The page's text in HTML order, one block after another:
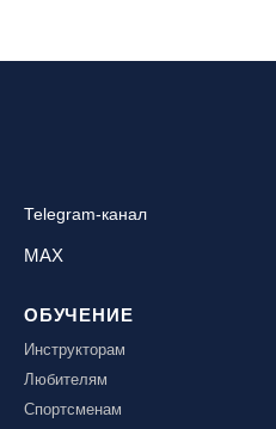
Telegram-канал
MAX
ОБУЧЕНИЕ
Инструкторам
Любителям
Спортсменам